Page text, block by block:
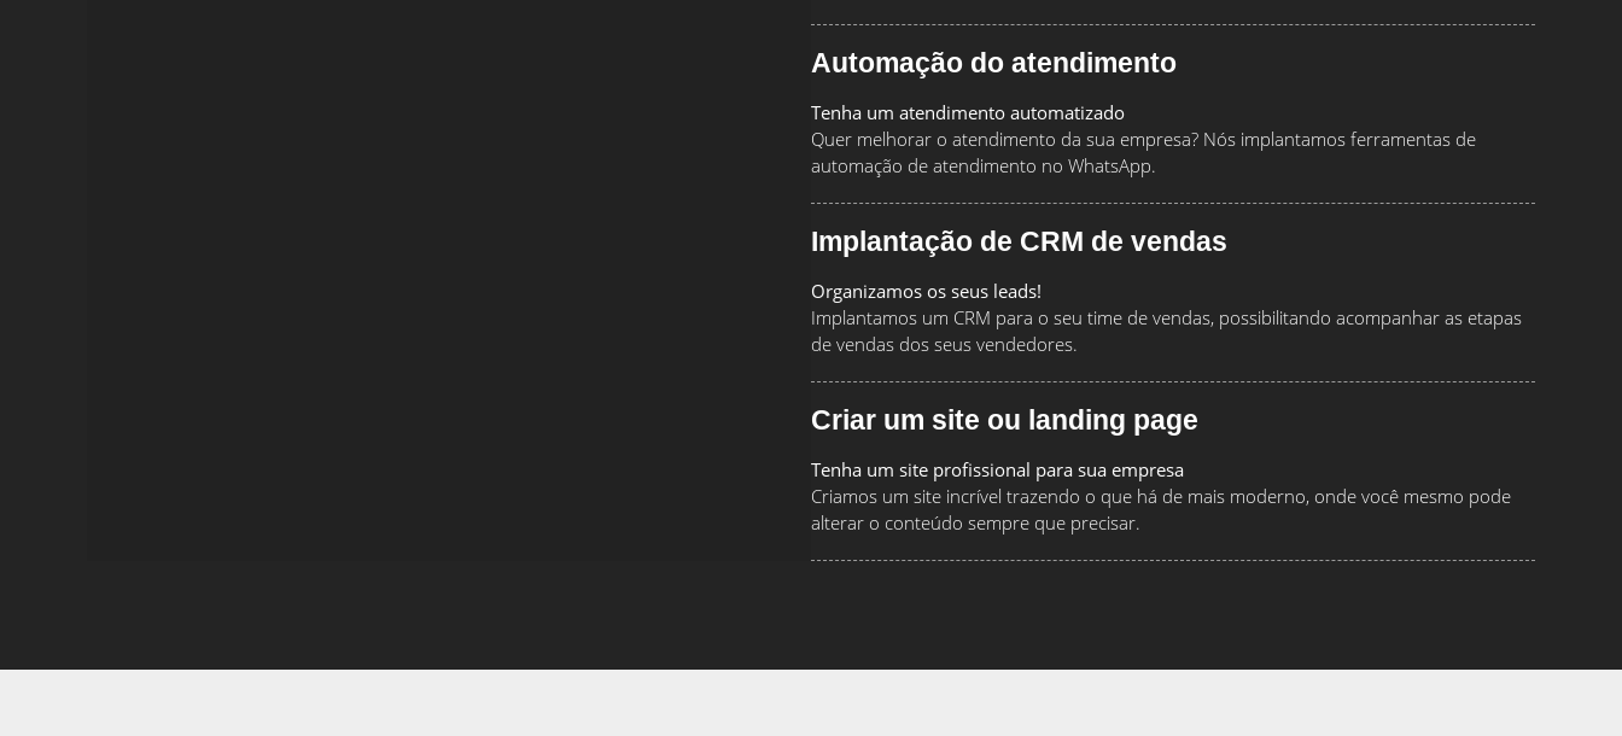
Automação do atendimento
Tenha um atendimento automatizado
Quer melhorar o atendimento da sua empresa? Nós implantamos ferramentas de
automação de atendimento no WhatsApp.
Implantação de CRM de vendas
Organizamos os seus leads!
Implantamos um CRM para o seu time de vendas, possibilitando acompanhar as etapas
de vendas dos seus vendedores.
Criar um site ou landing page
Tenha um site profissional para sua empresa
Criamos um site incrível trazendo o que há de mais moderno, onde você mesmo pode
alterar o conteúdo sempre que precisar.